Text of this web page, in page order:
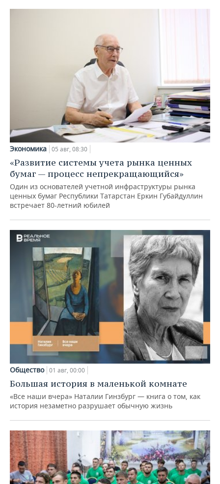
Экономика 05 авг, 08:30
«Развитие системы учета рынка ценных
бумаг — процесс непрекращающийся»
Один из основателей учетной инфраструктуры рынка
ценных бумаг Республики Татарстан Еркин Губайдуллин
встречает 80-летний юбилей
Общество 01 авг, 00:00
Большая история в маленькой комнате
«Все наши вчера» Наталии Гинзбург — книга о том, как
история незаметно разрушает обычную жизнь